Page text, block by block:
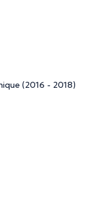
(2016 - 2018)